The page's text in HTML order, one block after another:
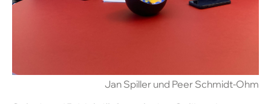
Jan Spiller und Peer Schmidt-Ohm